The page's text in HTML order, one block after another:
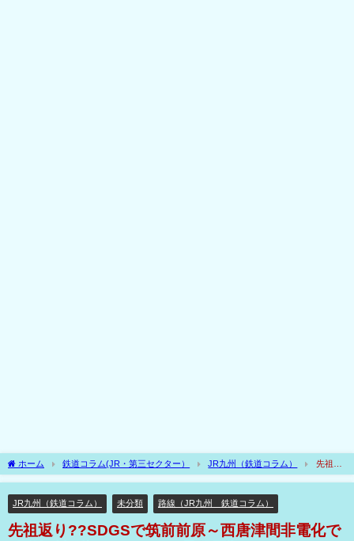
ホーム 鉄道コラム(JR・第三セクター） JR九州（鉄道コラム）
先祖返
り??SDGSで筑前前原～西唐津間非電化で2両編成気動車にした未来予想図⁉
JR九州（鉄道コラム） 未分類 路線（JR九州 鉄道コラム）
先祖返り??SDGSで筑前前原～西唐津間非電化で